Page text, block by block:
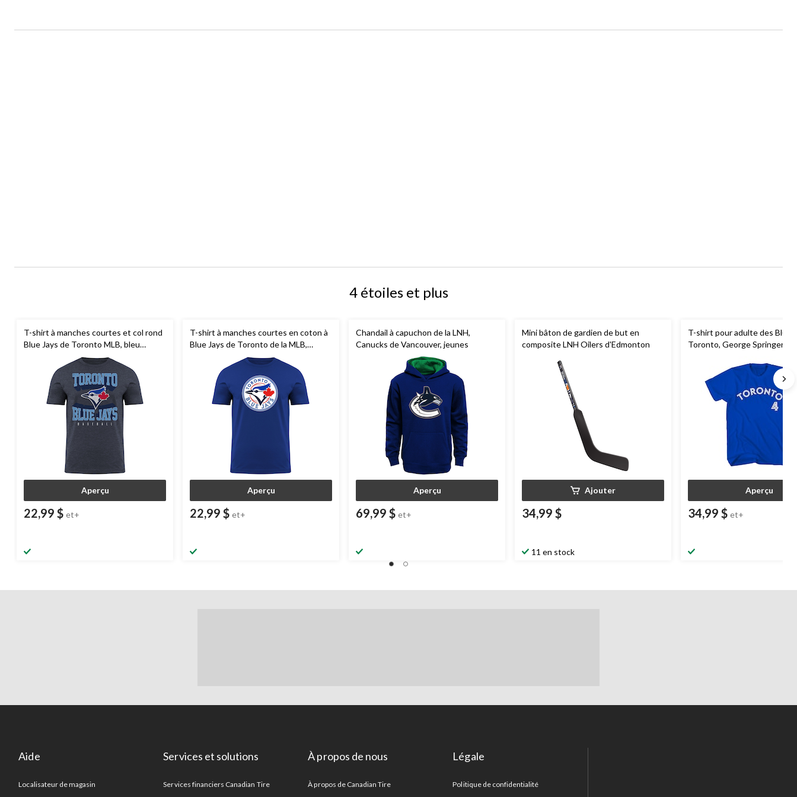
4 étoiles et plus
T-shirt à manches courtes et col rond
Blue Jays de Toronto MLB, bleu
marine, choix de tailles
Aperçu
22,99 $ et+
T-shirt à manches courtes en coton à
Blue Jays de Toronto de la MLB,
hommes/femmes avec logo, bleu royal,
choix de tailles
Aperçu
22,99 $ et+
Chandail à capuchon de la LNH,
Canucks de Vancouver, jeunes
Aperçu
69,99 $ et+
Mini bâton de gardien de but en
composite LNH Oilers d'Edmonton
Ajouter
34,99 $
11 en stock
T-shirt pour adulte des Blue
Toronto, George Springer
Aperçu
34,99 $ et+
Aide
Localisateur de magasin
Services et solutions
Services financiers Canadian Tire
À propos de nous
À propos de Canadian Tire
Légale
Politique de confidentialité